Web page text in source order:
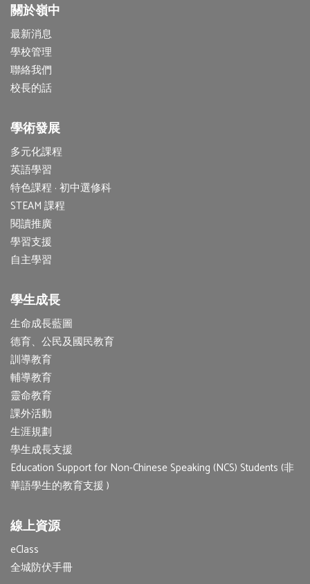
關於嶺中
最新消息
學校管理
聯絡我們
校長的話
學術發展
多元化課程
英語學習
特色課程 · 初中選修科
STEAM 課程
閱讀推廣
學習支援
自主學習
學生成長
生命成長藍圖
德育、公民及國民教育
訓導教育
輔導教育
靈命教育
課外活動
生涯規劃
學生成長支援
Education Support for Non-Chinese Speaking (NCS) Students (非
華語學生的教育支援 )
線上資源
eClass
全城防伏手冊